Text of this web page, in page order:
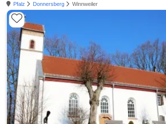
Pfalz Donnersberg Winnweiler